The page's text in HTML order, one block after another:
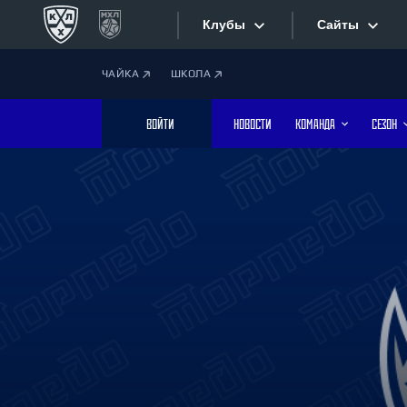
Клубы
Дивизион Боброва
Лада
Сайты
Текстовые
Фотобанк
ЧАЙКА ШКОЛА
ВОЙТИ НОВОСТИ КОМАНДА СЕЗОН